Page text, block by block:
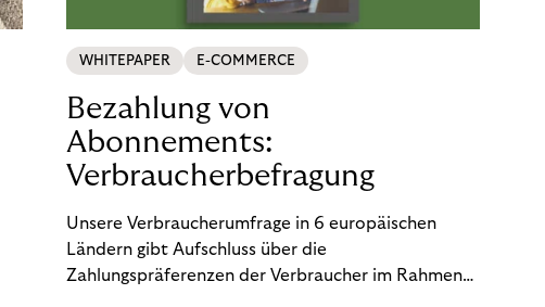
WHITEPAPER E-COMMERCE
Bezahlung von
Abonnements:
Verbraucherbefragung
Unsere Verbraucherumfrage in 6 europäischen
Ländern gibt Aufschluss über die
Zahlungspräferenzen der Verbraucher im Rahmen